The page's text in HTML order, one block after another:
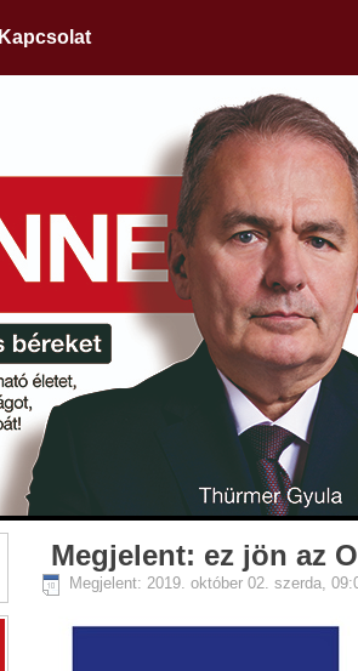
Kapcsolat
Megjelent: ez jön az
Megjelent: 2019. október 02. szerda,